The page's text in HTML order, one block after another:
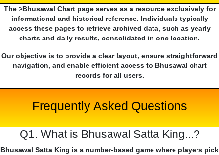
The >Bhusawal Chart page serves as a resource exclusively for
informational and historical reference. Individuals typically
access these pages to retrieve archived data, such as yearly
charts and daily results, consolidated in one location.
Our objective is to provide a clear layout, ensure straightforward
navigation, and enable efficient access to Bhusawal chart
records for all users.
Frequently Asked Questions
Q1. What is Bhusawal Satta King...?
Bhusawal Satta King is a number-based game where players pick